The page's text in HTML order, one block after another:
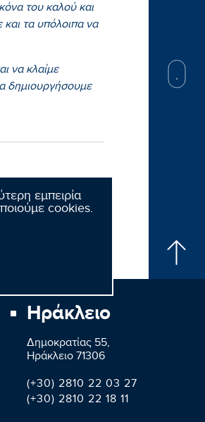
εμπειρία
cookies.
του καλού και
τα υπόλοιπα να
να κλαίμε
δημιουργήσουμε
Ηράκλειο
Δημοκρατίας 55,
Ηράκλειο 71306
(+30) 2810 22 03 27
(+30) 2810 22 18 11